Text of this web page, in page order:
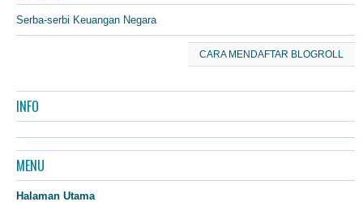
Serba-serbi Keuangan Negara
CARA MENDAFTAR BLOGROLL
INFO
MENU
Halaman Utama